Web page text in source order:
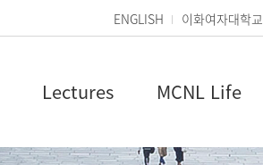
ENGLISH 이화여자대학교
Lectures MCNL Life